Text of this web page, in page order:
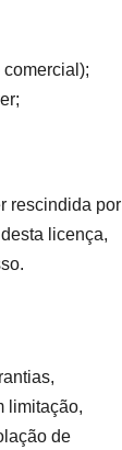
rescindida por
licença,
limitação,
de